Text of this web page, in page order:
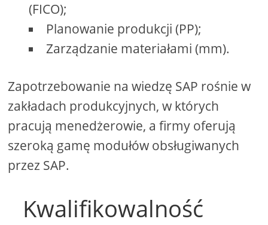
(FICO);
Planowanie produkcji (PP);
Zarządzanie materiałami (mm).
Zapotrzebowanie na wiedzę SAP rośnie w
zakładach produkcyjnych, w których
pracują menedżerowie, a firmy oferują
szeroką gamę modułów obsługiwanych
przez SAP.
Kwalifikowalność